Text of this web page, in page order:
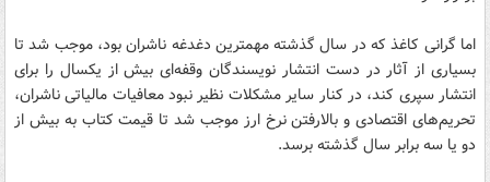
اما گرانی کاغذ که در سال گذشته مهمترین دغدغه ناشران بود،‌ موجب شد تا
بسیاری از آثار در دست انتشار نویسندگان وقفه‌ای بیش از یکسال را برای
انتشار سپری کند‌، در کنار سایر مشکلات نظیر نبود معافیات مالیاتی ناشران،
‌تحریم‌های اقتصادی و بالارفتن نرخ ارز موجب شد تا قیمت کتاب به بیش از
دو یا سه برابر سال گذشته برسد.